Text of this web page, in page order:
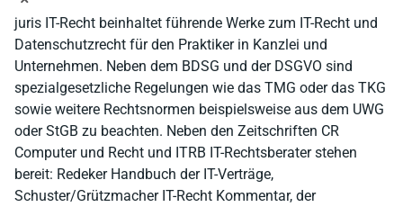
juris IT-Recht beinhaltet führende Werke zum IT-Recht und
Datenschutzrecht für den Praktiker in Kanzlei und
Unternehmen. Neben dem BDSG und der DSGVO sind
spezialgesetzliche Regelungen wie das TMG oder das TKG
sowie weitere Rechtsnormen beispielsweise aus dem UWG
oder StGB zu beachten. Neben den Zeitschriften CR
Computer und Recht und ITRB IT-Rechtsberater stehen
bereit: Redeker Handbuch der IT-Verträge,
Schuster/Grützmacher IT-Recht Kommentar, der